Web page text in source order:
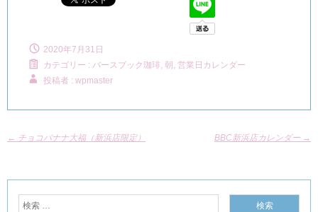
2020年7月31日
カテゴリー : バースブック珈琲, 朝, 営業日カレンダー
投稿者 : wpmaster
← チョコバナナ大福（新浜店限定） BBC新浜店カレンダー →